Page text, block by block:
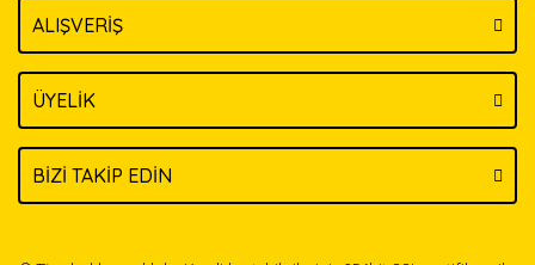
ALIŞVERİŞ
ÜYELİK
BİZİ TAKİP EDİN